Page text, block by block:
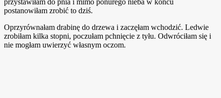
postanowiłam zrobić to dziś.
Oprzyrównałam drabinę do drzewa i zaczęłam wchodzić. Ledwie
zrobiłam kilka stopni, poczułam pchnięcie z tyłu. Odwróciłam się i
nie mogłam uwierzyć własnym oczom.